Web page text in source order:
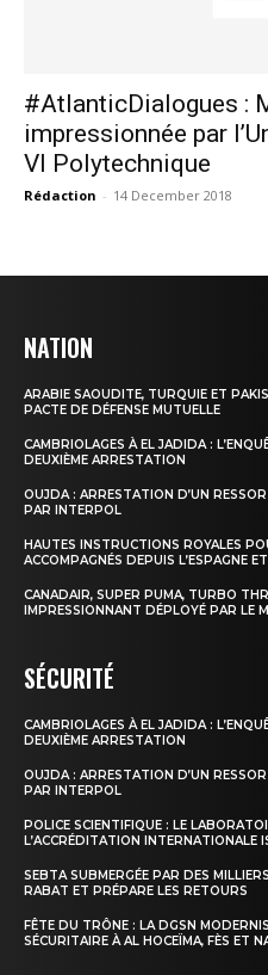
S'ABONNER
#AtlanticDialogues :
impressionnée par
VI Polytechnique
Rédaction - 14 December 2018
NATION
ARABIE SAOUDITE, TURQUIE ET
PACTE DE DÉFENSE MUTUELLE
CAMBRIOLAGES À EL JADIDA :
DEUXIÈME ARRESTATION
OUJDA : ARRESTATION D’UN
PAR INTERPOL
HAUTES INSTRUCTIONS ROYALES
ACCOMPAGNÉS DEPUIS L’ESPAGNE
CANADAIR, SUPER PUMA, TURBO
IMPRESSIONNANT DÉPLOYÉ PAR LE
SÉCURITÉ
CAMBRIOLAGES À EL JADIDA :
DEUXIÈME ARRESTATION
OUJDA : ARRESTATION D’UN
PAR INTERPOL
POLICE SCIENTIFIQUE : LE
L’ACCRÉDITATION INTERNATIONALE
SEBTA SUBMERGÉE PAR DES
RABAT ET PRÉPARE LES RETOURS
FÊTE DU TRÔNE : LA DGSN
SÉCURITAIRE À AL HOCEÏMA, FÈS ET